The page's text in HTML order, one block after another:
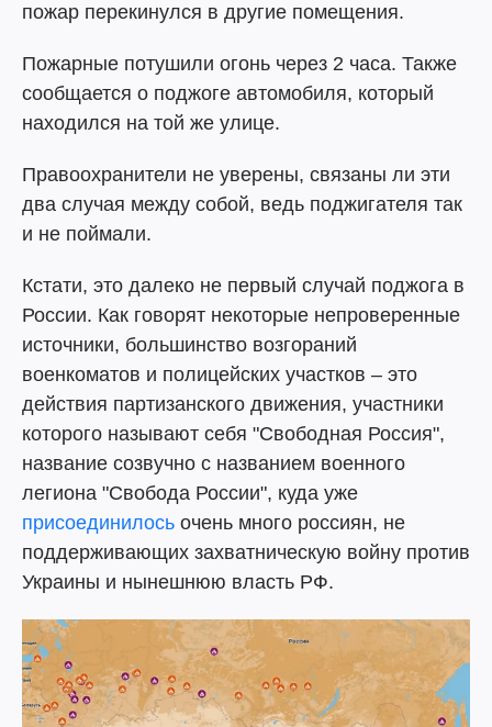
пожар перекинулся в другие помещения.
Пожарные потушили огонь через 2 часа. Также
сообщается о поджоге автомобиля, который
находился на той же улице.
Правоохранители не уверены, связаны ли эти
два случая между собой, ведь поджигателя так
и не поймали.
Кстати, это далеко не первый случай поджога в
России. Как говорят некоторые непроверенные
источники, большинство возгораний
военкоматов и полицейских участков – это
действия партизанского движения, участники
которого называют себя "Свободная Россия",
название созвучно с названием военного
легиона "Свобода России", куда уже
присоединилось очень много россиян, не
поддерживающих захватническую войну против
Украины и нынешнюю власть РФ.